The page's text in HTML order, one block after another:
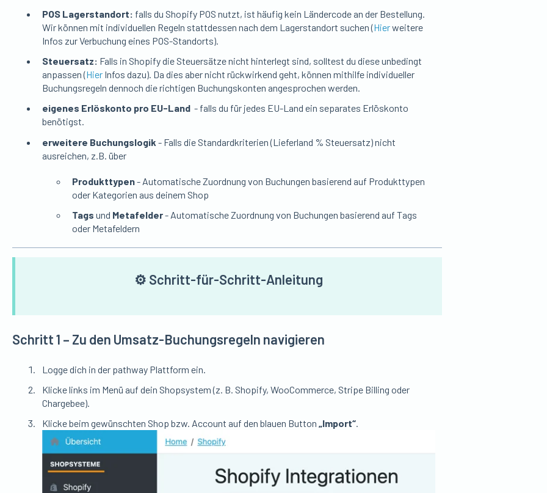
POS Lagerstandort: falls du Shopify POS nutzt, ist häufig kein Ländercode an der Bestellung.
Wir können mit individuellen Regeln stattdessen nach dem Lagerstandort suchen (Hierweitere
Infos zur Verbuchung eines POS-Standorts).
Steuersatz: Falls in Shopify die Steuersätze nicht hinterlegt sind, solltest du diese unbedingt
anpassen (HierInfos dazu). Da dies aber nicht rückwirkend geht, können mithilfe individueller
Buchungsregeln dennoch die richtigen Buchungskonten angesprochen werden.
eigenes Erlöskonto pro EU-Land- falls du für jedes EU-Land ein separates Erlöskonto
benötigst.
erweitere Buchungslogik - Falls die Standardkriterien (Lieferland % Steuersatz) nicht
ausreichen, z.B. über
Produkttypen- Automatische Zuordnung von Buchungen basierend auf Produkttypen
oder Kategorien aus deinem Shop
Tags und Metafelder- Automatische Zuordnung von Buchungen basierend auf Tags
oder Metafeldern
⚙️ Schritt-für-Schritt-Anleitung
Schritt 1 – Zu den Umsatz-Buchungsregeln navigieren
Logge dich in der pathway Plattform ein.
Klicke links im Menü auf dein Shopsystem (z. B. Shopify, WooCommerce, Stripe Billing oder
Chargebee).
Klicke beim gewünschten Shop bzw. Account auf den blauen Button „Import“.